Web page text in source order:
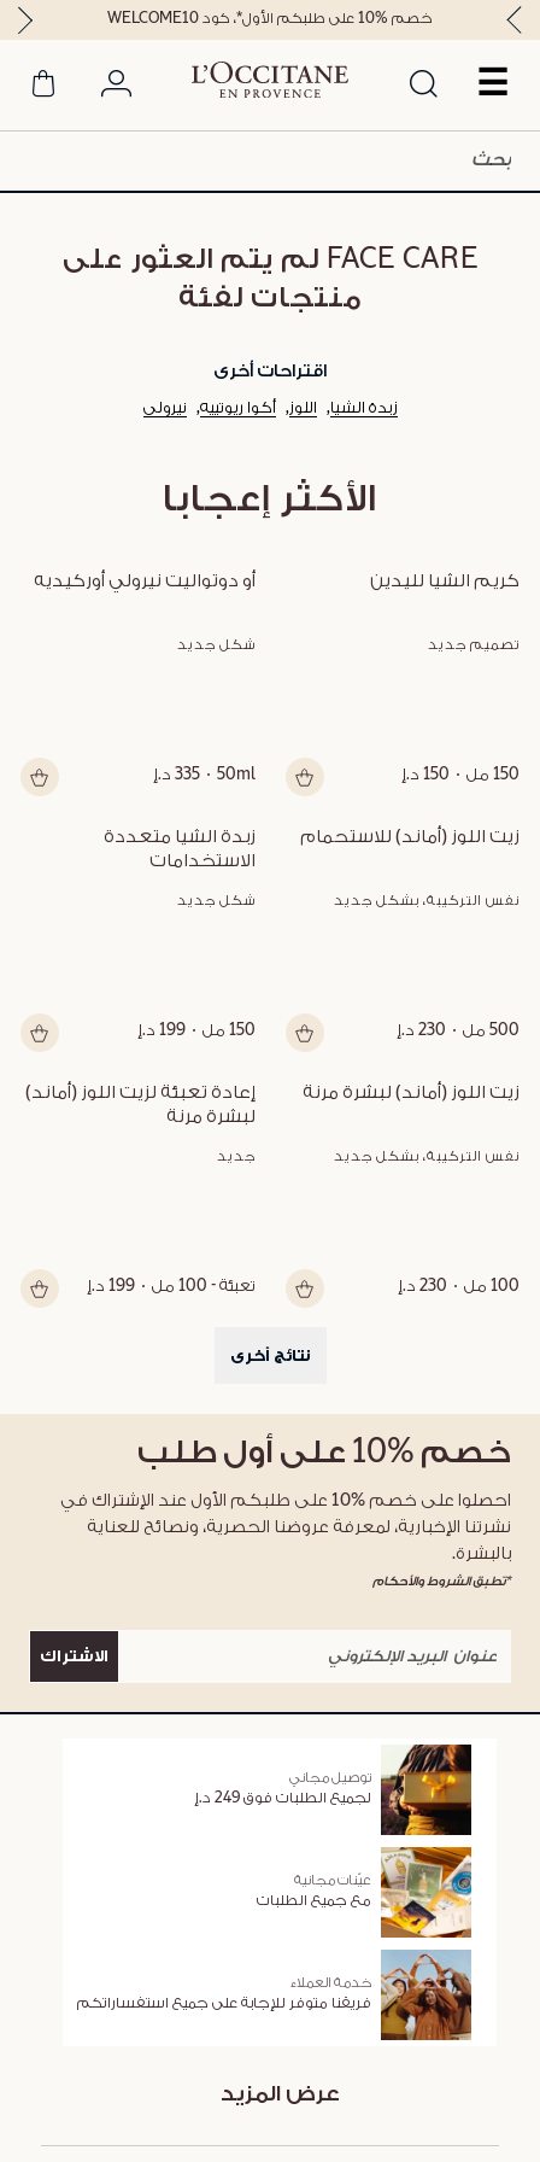
☰
خصم %10 على طلبكم الأول*، كود WELCOME10
FACE CARE لم يتم العثور على
منتجات لفئة
اقتراحات أخرى
زبدة الشيا اللوز أكوا ريوتييه نيرولي
الأكثر إعجابا
كريم الشيا لليدين
تصميم جديد
150 مل 150 د.إ
أو دوتواليت نيرولي أوركيديه
شكل جديد
50ml 335 د.إ
زيت اللوز (أماند) للاستحمام
نفس التركيبة، بشكل جديد
500 مل 230 د.إ
الاستخدامات
شكل جديد
150 مل 199 د.إ
زيت اللوز (أماند) لبشرة مرنة
نفس التركيبة، بشكل جديد
100 مل 230 د.إ
لبشرة مرنة
جديد
تعبئة - 100 مل 199 د.إ
نتائج أخرى
خصم %10 على أول طلب
احصلوا على خصم %10 على طلبكم الأول عند الإشتراك في
نشرتنا الإخبارية، لمعرفة عروضنا الحصرية، ونصائح للعناية
بالبشرة.
*تطبق الشروط والأحكام
الاشتراك
توصيل مجاني
لجميع الطلبات فوق 249 د.إ
عيّنات مجانية
مع جميع الطلبات
خدمة العملاء
فريقنا متوفر للإجابة على جميع استفساراتكم
عرض المزيد